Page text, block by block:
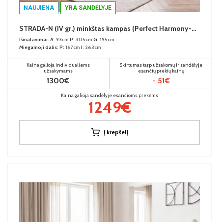
NAUJIENA YRA SANDĖLYJE
STRADA-N (IV gr.) minkštas kampas (Perfect Harmony-04) K
Išmatavimai: A: 93cm P: 305cm G: 195cm
Miegamoji dalis: P: 167cm I: 263cm
Kaina galioja individualiems
užsakymams
1300€
Skirtumas tarp užsakomų ir sandėlyje
esančių prekių kainų
- 51€
Kaina galioja sandėlyje esančioms prekėms
1249€
Į krepšelį